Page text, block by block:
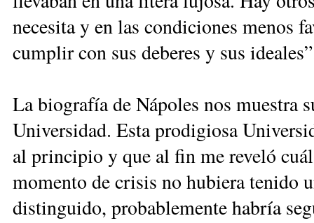
necesita y en las condiciones menos
cumplir con sus deberes y sus
La biografía de Nápoles nos muestra
Universidad. Esta prodigiosa
al principio y que al fin me reveló
momento de crisis no hubiera tenido
distinguido, probablemente habría